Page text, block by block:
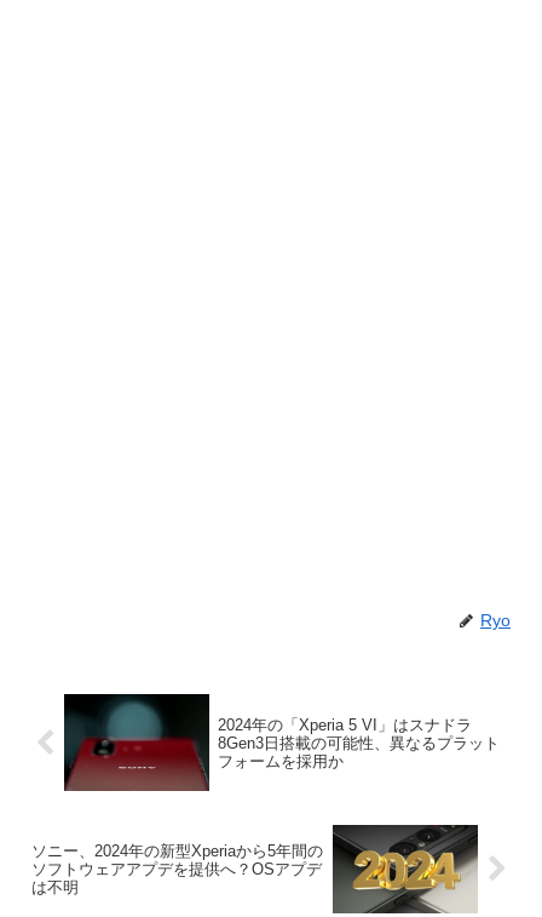
Ryo
2024年の「Xperia 5 VI」はスナドラ
8Gen3日搭載の可能性、異なるプラット
フォームを採用か
ソニー、2024年の新型Xperiaから5年間の
ソフトウェアアプデを提供へ？OSアプデ
は不明